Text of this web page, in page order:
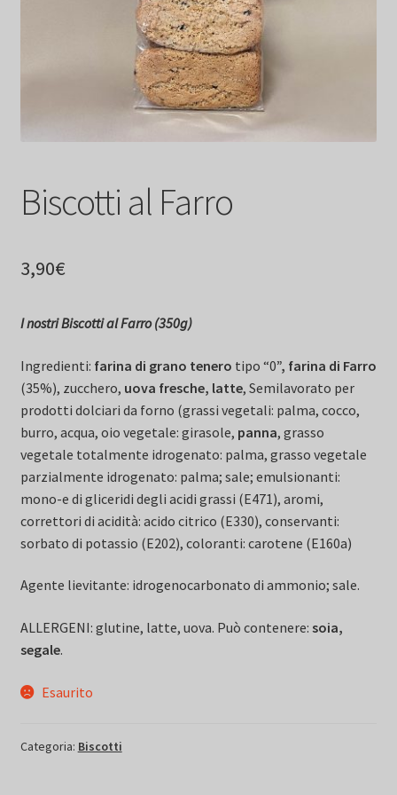
Biscotti al Farro
3,90€
I nostri Biscotti al Farro (350g)
Ingredienti: farina di grano tenero tipo “0”, farina di Farro
(35%), zucchero, uova fresche, latte, Semilavorato per
prodotti dolciari da forno (grassi vegetali: palma, cocco,
burro, acqua, oio vegetale: girasole, panna, grasso
vegetale totalmente idrogenato: palma, grasso vegetale
parzialmente idrogenato: palma; sale; emulsionanti:
mono-e di gliceridi degli acidi grassi (E471), aromi,
correttori di acidità: acido citrico (E330), conservanti:
sorbato di potassio (E202), coloranti: carotene (E160a)
Agente lievitante: idrogenocarbonato di ammonio; sale.
ALLERGENI: glutine, latte, uova. Può contenere: soia,
segale.
Esaurito
Categoria: Biscotti